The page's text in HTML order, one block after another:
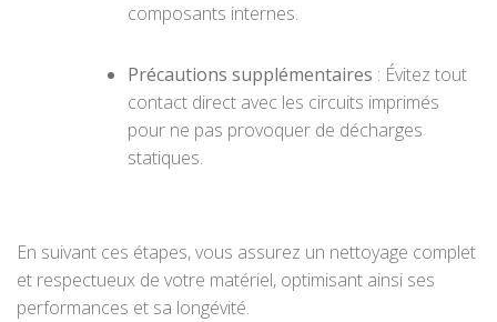
composants internes.
Précautions supplémentaires : Évitez tout
contact direct avec les circuits imprimés
pour ne pas provoquer de décharges
statiques.
En suivant ces étapes, vous assurez un nettoyage complet
et respectueux de votre matériel, optimisant ainsi ses
performances et sa longévité.